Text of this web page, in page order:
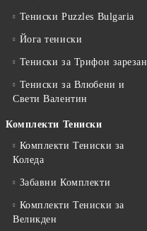
Тениски Puzzles Bulgaria
Йога тениски
Тениски за Трифон зарезан
Тениски за Влюбени и
Свети Валентин
Комплекти Тениски
Комплекти Тениски за
Коледа
Забавни Комплекти
Комплекти Тениски за
Великден